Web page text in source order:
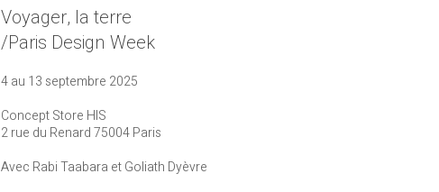
Voyager, la terre
/Paris Design Week
4 au 13 septembre 2025
Concept Store HIS
2 rue du Renard 75004 Paris
Avec Rabi Taabara et Goliath Dyèvre